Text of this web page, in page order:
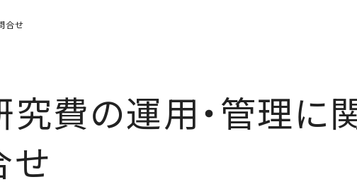
合せ
費の運用・管理に
せ